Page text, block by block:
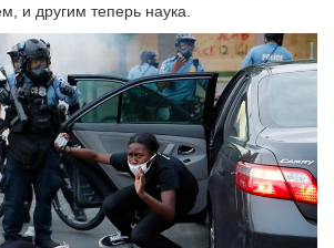
и другим теперь наука.